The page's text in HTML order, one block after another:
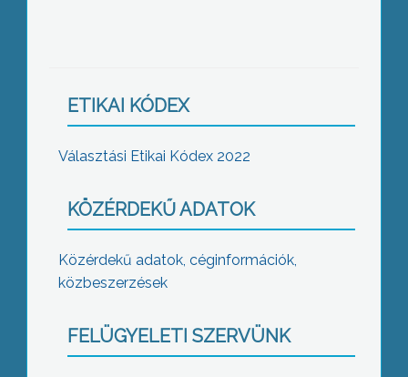
ETIKAI KÓDEX
Választási Etikai Kódex 2022
KÖZÉRDEKŰ ADATOK
Közérdekű adatok, céginformációk,
közbeszerzések
FELÜGYELETI SZERVÜNK